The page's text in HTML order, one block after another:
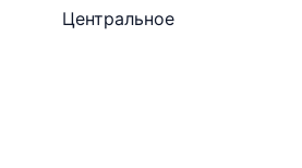
Центральное